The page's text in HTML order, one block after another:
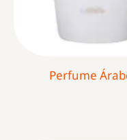
Perfume